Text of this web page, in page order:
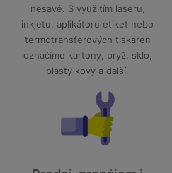
nesavé. S využitím laseru,
inkjetu, aplikátoru etiket nebo
termotransferových tiskáren
označíme kartony, pryž, sklo,
plasty kovy a další.